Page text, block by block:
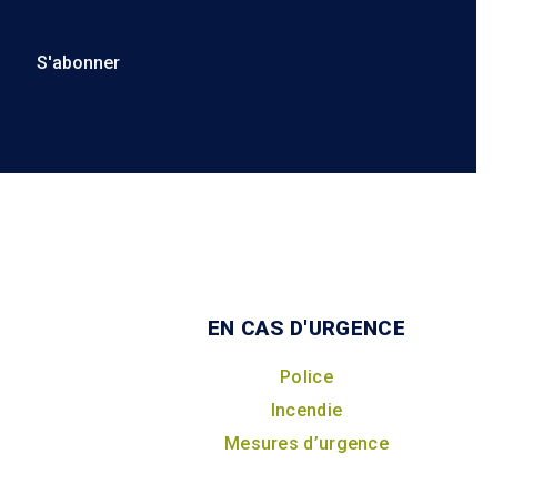
S'abonner
EN CAS D'URGENCE
Police
Incendie
Mesures d’urgence